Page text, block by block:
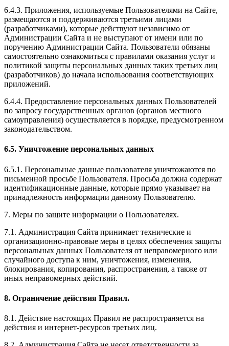
6.4.3. Приложения, используемые Пользователями на Сайте,
размещаются и поддерживаются третьими лицами
(разработчиками), которые действуют независимо от
Администрации Сайта и не выступают от имени или по
поручению Администрации Сайта. Пользователи обязаны
самостоятельно ознакомиться с правилами оказания услуг и
политикой защиты персональных данных таких третьих лиц
(разработчиков) до начала использования соответствующих
приложений.
6.4.4. Предоставление персональных данных Пользователей
по запросу государственных органов (органов местного
самоуправления) осуществляется в порядке, предусмотренном
законодательством.
6.5. Уничтожение персональных данных
6.5.1. Персональные данные пользователя уничтожаются по
письменной просьбе Пользователя. Просьба должна содержат
идентификационные данные, которые прямо указывает на
принадлежность информации данному Пользователю.
7. Меры по защите информации о Пользователях.
7.1. Администрация Сайта принимает технические и
организационно-правовые меры в целях обеспечения защиты
персональных данных Пользователя от неправомерного или
случайного доступа к ним, уничтожения, изменения,
блокирования, копирования, распространения, а также от
иных неправомерных действий.
8. Ограничение действия Правил.
8.1. Действие настоящих Правил не распространяется на
действия и интернет-ресурсов третьих лиц.